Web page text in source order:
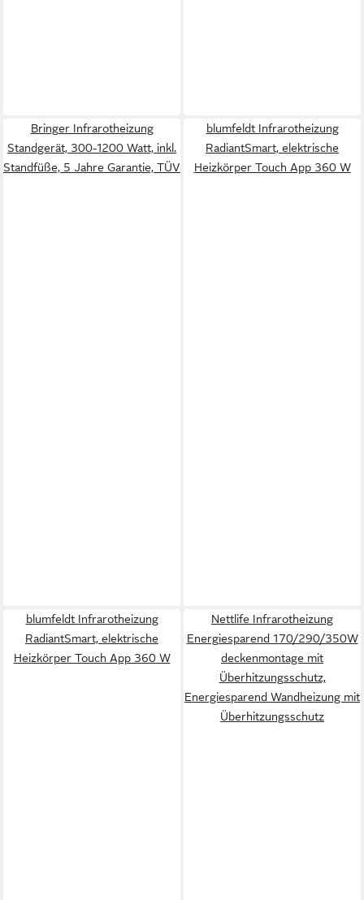
Bringer Infrarotheizung
Standgerät, 300-1200 Watt, inkl.
Standfüße, 5 Jahre Garantie, TÜV
blumfeldt Infrarotheizung
RadiantSmart, elektrische
Heizkörper Touch App 360 W
blumfeldt Infrarotheizung
RadiantSmart, elektrische
Heizkörper Touch App 360 W
Nettlife Infrarotheizung
Energiesparend 170/290/350W
deckenmontage mit
Überhitzungsschutz,
Energiesparend Wandheizung mit
Überhitzungsschutz